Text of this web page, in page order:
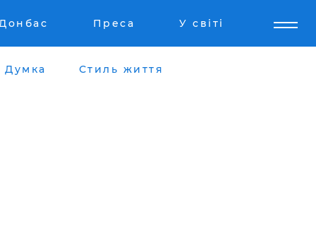
Преса У світі
Думка Стиль життя